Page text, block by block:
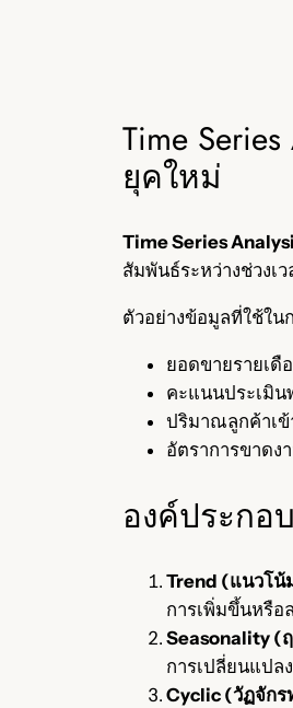
Time
ยุคใหม่
Time Series
สัมพันธ์ระหว่างช่วงเ
ตัวอย่างข้อมูลที่ใช้ใน
ยอดขายรายเดื
คะแนนประเมิน
ปริมาณลูกค้าเข้
อัตราการขาดง
องค์ประกอ
Trend (แนวโน้
การเพิ่มขึ้นหรือ
Seasonality (
การเปลี่ยนแปล
Cyclic (วัฏจักร